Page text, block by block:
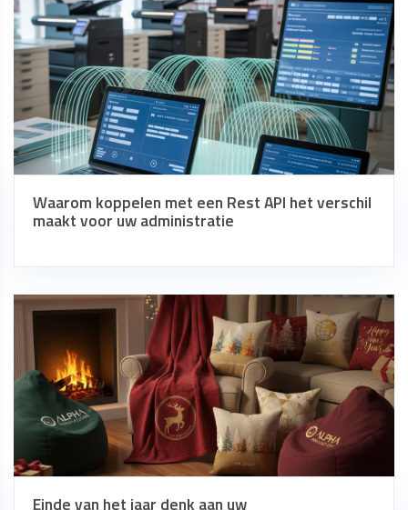
Waarom koppelen met een Rest API het verschil
maakt voor uw administratie
Einde van het jaar denk aan uw